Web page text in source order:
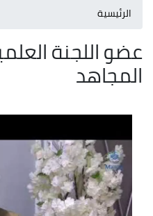
الرئيسية
عضو اللجنة
المجاهد